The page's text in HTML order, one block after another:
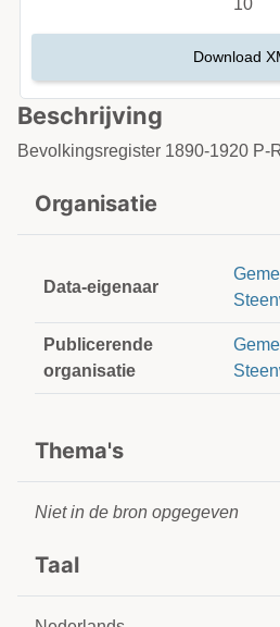
Beschrijving
Bevolkingsregister 1890-1920 P-
Organisatie
Data-eigenaar
Publicerende
organisatie
Thema's
Niet in de bron opgegeven
Taal
10
Download